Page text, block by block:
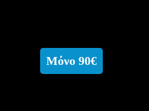
Μόνο 90€